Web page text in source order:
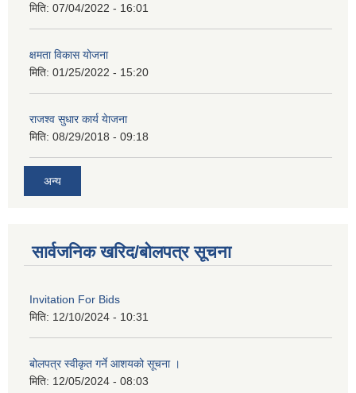
मिति: 07/04/2022 - 16:01
क्षमता विकास योजना
मिति: 01/25/2022 - 15:20
राजश्व सुधार कार्य येाजना
मिति: 08/29/2018 - 09:18
अन्य
सार्वजनिक खरिद/बोलपत्र सूचना
Invitation For Bids
मिति: 12/10/2024 - 10:31
बोलपत्र स्वीकृत गर्ने आशयको सूचना ।
मिति: 12/05/2024 - 08:03